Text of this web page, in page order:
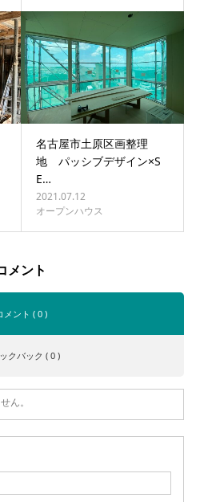
名古屋市土原区画整理
地 パッシブデザイン×S
E…
2021.07.12
オープンハウス
メント
メント ( 0 )
クバック ( 0 )
ん。